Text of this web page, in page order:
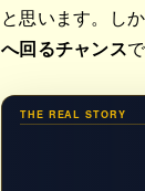
と思います。し
へ回るチャンス
THE REAL STORY